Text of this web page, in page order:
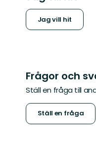
Jag vill hit
Frågor och
Ställ en fråga till
Ställ en fråga